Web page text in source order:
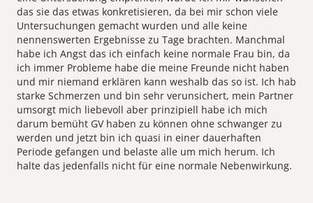
das sie das etwas konkretisieren, da bei mir schon viele
Untersuchungen gemacht wurden und alle keine
nennenswerten Ergebnisse zu Tage brachten. Manchmal
habe ich Angst das ich einfach keine normale Frau bin, da
ich immer Probleme habe die meine Freunde nicht haben
und mir niemand erklären kann weshalb das so ist. Ich hab
starke Schmerzen und bin sehr verunsichert, mein Partner
umsorgt mich liebevoll aber prinzipiell habe ich mich
darum bemüht GV haben zu können ohne schwanger zu
werden und jetzt bin ich quasi in einer dauerhaften
Periode gefangen und belaste alle um mich herum. Ich
halte das jedenfalls nicht für eine normale Nebenwirkung.